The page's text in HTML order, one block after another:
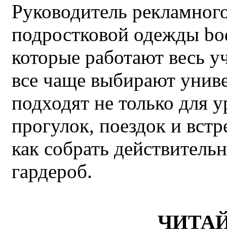
Руководитель
подростковой одежды
которые работают весь
все чаще выбирают
подходят не только для
прогулок, поездок и
как собрать
гардероб.